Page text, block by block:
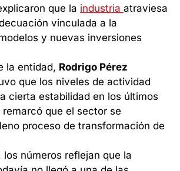
que la industriaatraviesa
vinculada a la
y nuevas inversiones
la entidad, Rodrigo Pérez
que los niveles de actividad
cierta estabilidad en los últimos
remarcó que el sector se
proceso de transformación de
los números reflejan que la